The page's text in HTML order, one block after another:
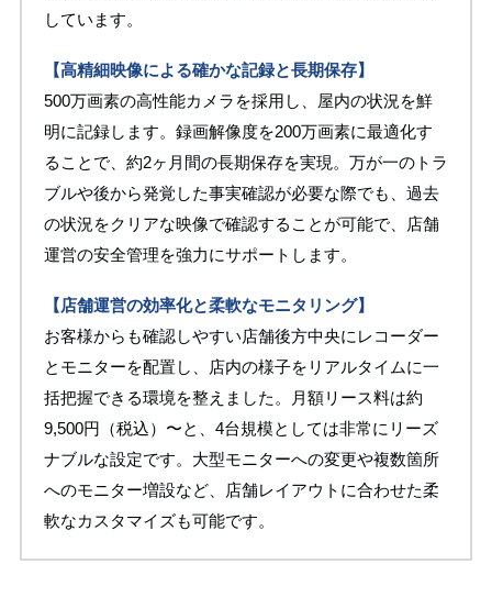
しています。
【高精細映像による確かな記録と長期保存】
500万画素の高性能カメラを採用し、屋内の状況を鮮
明に記録します。録画解像度を200万画素に最適化す
ることで、約2ヶ月間の長期保存を実現。万が一のトラ
ブルや後から発覚した事実確認が必要な際でも、過去
の状況をクリアな映像で確認することが可能で、店舗
運営の安全管理を強力にサポートします。
【店舗運営の効率化と柔軟なモニタリング】
お客様からも確認しやすい店舗後方中央にレコーダー
とモニターを配置し、店内の様子をリアルタイムに一
括把握できる環境を整えました。月額リース料は約
9,500円（税込）〜と、4台規模としては非常にリーズ
ナブルな設定です。大型モニターへの変更や複数箇所
へのモニター増設など、店舗レイアウトに合わせた柔
軟なカスタマイズも可能です。